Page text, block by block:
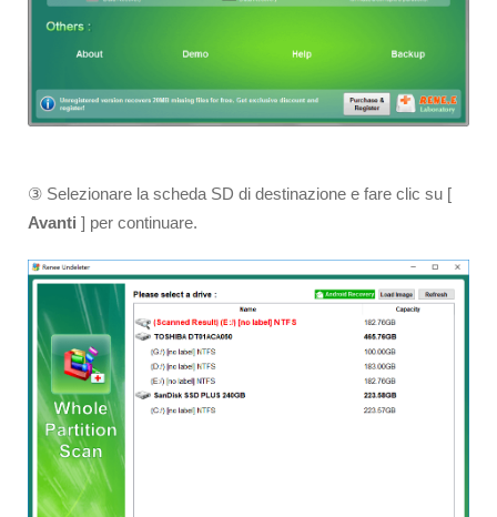
③ Selezionare la scheda SD di destinazione e fare clic su [
Avanti ] per continuare.